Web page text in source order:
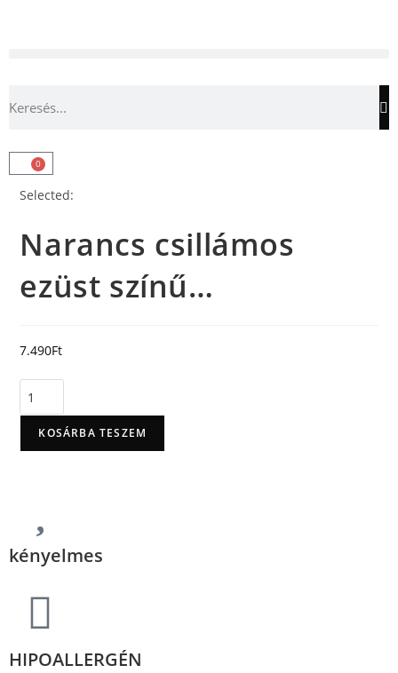
0
Selected:
Narancs csillámos
ezüst színű…
7.490Ft
KOSÁRBA TESZEM
kényelmes
HIPOALLERGÉN